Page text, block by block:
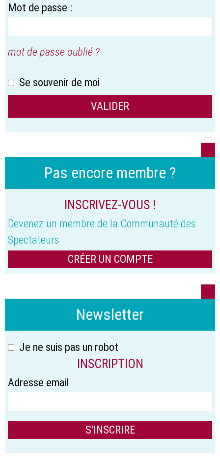
Mot de passe :
mot de passe oublié ?
Se souvenir de moi
Pas encore membre ?
INSCRIVEZ-VOUS !
Devenez un membre de la Communauté des
Spectateurs
CRÉER UN COMPTE
Newsletter
Je ne suis pas un robot
INSCRIPTION
Adresse email